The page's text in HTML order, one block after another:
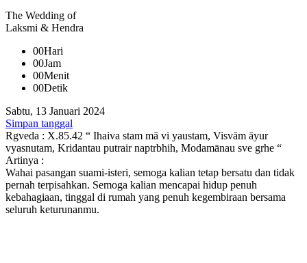
The Wedding of
Laksmi & Hendra
00Hari
00Jam
00Menit
00Detik
Sabtu, 13 Januari 2024
Simpan tanggal
Rgveda : X.85.42 “ Ihaiva stam mā vi yaustam, Visvām āyur
vyasnutam, Kridantau putrair naptrbhih, Modamānau sve grhe “
Artinya :
Wahai pasangan suami-isteri, semoga kalian tetap bersatu dan tidak
pernah terpisahkan. Semoga kalian mencapai hidup penuh
kebahagiaan, tinggal di rumah yang penuh kegembiraan bersama
seluruh keturunanmu.